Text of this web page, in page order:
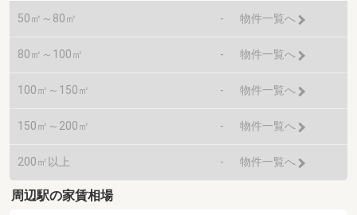
50㎡～80㎡ - 物件一覧へ
80㎡～100㎡ - 物件一覧へ
100㎡～150㎡ - 物件一覧へ
150㎡～200㎡ - 物件一覧へ
200㎡以上 - 物件一覧へ
周辺駅の家賃相場